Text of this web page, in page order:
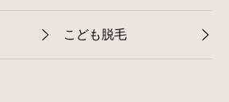
こども脱毛